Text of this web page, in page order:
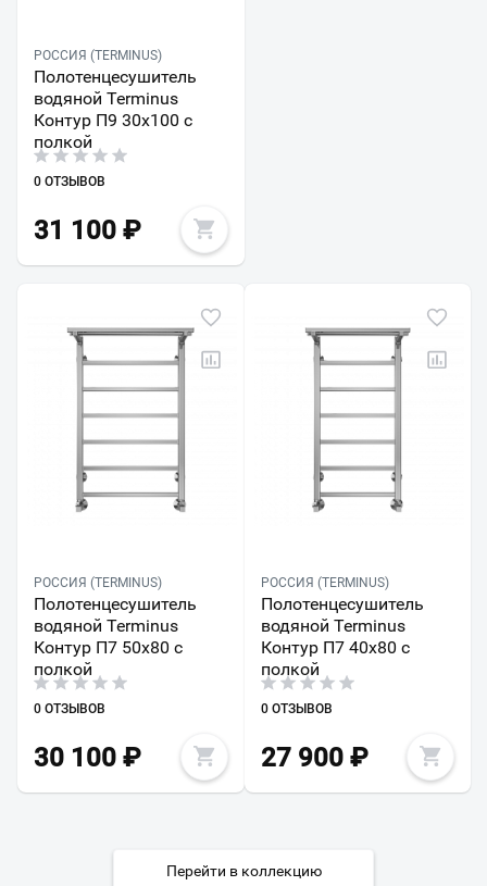
РОССИЯ (TERMINUS)
Полотенцесушитель
водяной Terminus
Контур П9 30х100 с
полкой
0 ОТЗЫВОВ
31 100 ₽
РОССИЯ (TERMINUS)
Полотенцесушитель
водяной Terminus
Контур П7 50х80 с
полкой
0 ОТЗЫВОВ
30 100 ₽
РОССИЯ (TERMINUS)
Полотенцесушитель
водяной Terminus
Контур П7 40х80 с
полкой
0 ОТЗЫВОВ
27 900₽
Перейти в коллекцию